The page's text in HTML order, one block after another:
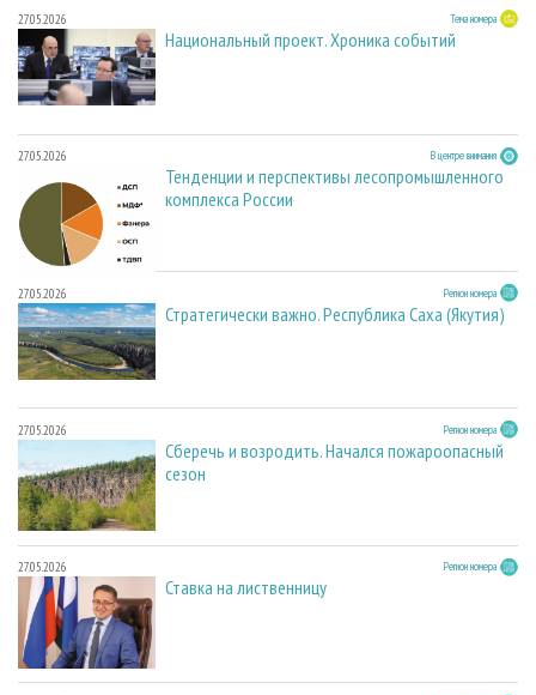
27.05.2026 Тема номера
Национальный проект. Хроника событий
27.05.2026 В центре внимания
Тенденции и перспективы лесопромышленного
комплекса России
27.05.2026 Регион номера
Стратегически важно. Республика Саха (Якутия)
27.05.2026 Регион номера
Сберечь и возродить. Начался пожароопасный
сезон
27.05.2026 Регион номера
Ставка на лиственницу